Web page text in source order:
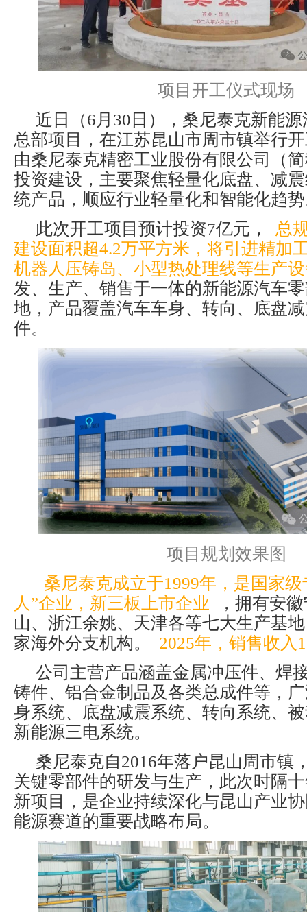
项目开工仪式现场
近日（6月30日），桑尼泰克新能
总部项目，在江苏昆山市周市镇举行
由桑尼泰克精密工业股份有限公司（
投资建设，主要聚焦轻量化底盘、减
统产品，顺应行业轻量化和智能化趋
此次开工项目预计投资7亿元，
总
建设面积超4.2万平方米，将引进精加
机器人压铸岛、小型热处理线等生产
发、生产、销售于一体的新能源汽车
地，产品覆盖汽车车身、转向、底盘
件。
项目规划效果图
桑尼泰克成立于1999年，是国家
人”企业，新三板上市企业
，拥有安
山、浙江余姚、天津各等七大生产基
家海外分支机构。
2025年，销售收入
公司主营产品涵盖金属冲压件、焊
铸件、铝合金制品及各类总成件等，
身系统、底盘减震系统、转向系统、
新能源三电系统。
桑尼泰克自2016年落户昆山周市镇
关键零部件的研发与生产，此次时隔
新项目，是企业持续深化与昆山产业
能源赛道的重要战略布局。